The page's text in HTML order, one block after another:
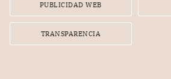
PUBLICIDAD WEB
TRANSPARENCIA